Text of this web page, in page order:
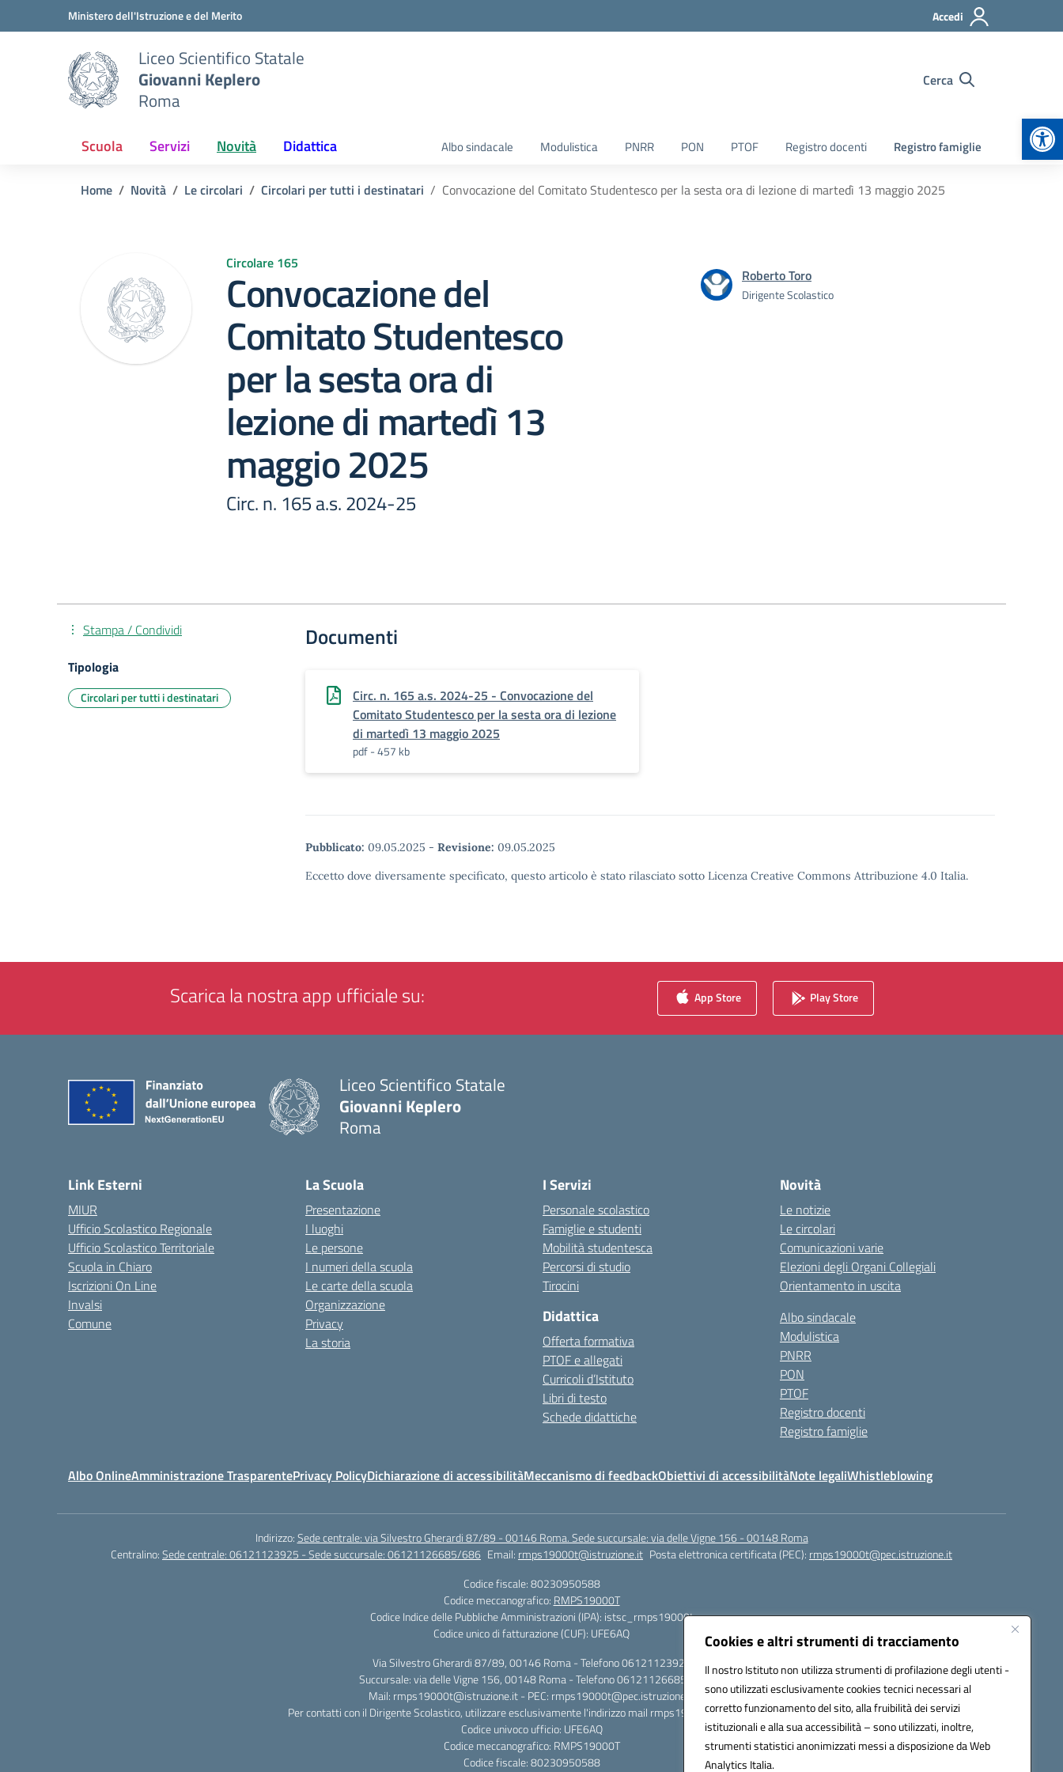
Cookies e altri strumenti di tracciamento
Il nostro Istituto non utilizza strumenti di profilazione degli utenti -
sono utilizzati esclusivamente cookies tecnici necessari al
corretto funzionamento del sito, alla fruibilità dei servizi
istituzionali e alla sua accessibilità – sono utilizzati, inoltre,
strumenti statistici anonimizzati messi a disposizione da Web
Analytics Italia.
Vai ai contenuti
Vai al menu di navigazioneMinistero dell'Istruzione e del Merito Accedi
Liceo Scientifico Statale
Giovanni Keplero
Roma
Cerca
Scuola Servizi Novità Didattica Albo sindacale Modulistica PNRR PON PTOF Registro docenti Registro famiglie
Home Novità Le circolari Circolari per tutti i destinatari Convocazione del Comitato Studentesco per la sesta ora di lezione di martedì 13 maggio 2025
Circolare 165
Convocazione del
Comitato Studentesco
per la sesta ora di
lezione di martedì 13
maggio 2025
Circ. n. 165 a.s. 2024-25
Roberto Toro
Dirigente Scolastico
Documenti
Circ. n. 165 a.s. 2024-25 - Convocazione del
Comitato Studentesco per la sesta ora di lezione
di martedì 13 maggio 2025
pdf - 457 kb
Pubblicato: 09.05.2025 - Revisione: 09.05.2025
Eccetto dove diversamente specificato, questo articolo è stato rilasciato sotto Licenza Creative Commons Attribuzione 4.0 Italia.
Stampa / Condividi
Tipologia
Circolari per tutti i destinatari
Scarica la nostra app ufficiale su: App Store Play Store
Liceo Scientifico Statale
Giovanni Keplero
Roma
Link Esterni
MIUR
Ufficio Scolastico Regionale
Ufficio Scolastico Territoriale
Scuola in Chiaro
Iscrizioni On Line
Invalsi
Comune
La Scuola
Presentazione
I luoghi
Le persone
I numeri della scuola
Le carte della scuola
Organizzazione
Privacy
La storia
I Servizi
Personale scolastico
Famiglie e studenti
Mobilità studentesca
Percorsi di studio
Tirocini
Didattica
Offerta formativa
PTOF e allegati
Curricoli d’Istituto
Libri di testo
Schede didattiche
Novità
Le notizie
Le circolari
Comunicazioni varie
Elezioni degli Organi Collegiali
Orientamento in uscita
Albo sindacale
Modulistica
PNRR
PON
PTOF
Registro docenti
Registro famiglie
Albo OnlineAmministrazione TrasparentePrivacy PolicyDichiarazione di accessibilitàMeccanismo di feedbackObiettivi di accessibilitàNote legaliWhistleblowing
Indirizzo:Sede centrale: via Silvestro Gherardi 87/89 - 00146 Roma. Sede succursale: via delle Vigne 156 - 00148 Roma
Centralino:Sede centrale: 06121123925 - Sede succursale: 06121126685/686 Email: rmps19000t@istruzione.it Posta elettronica certificata (PEC): rmps19000t@pec.istruzione.it
Codice fiscale: 80230950588
Codice meccanografico: RMPS19000T
Codice Indice delle Pubbliche Amministrazioni (IPA): istsc_rmps19000t
Codice unico di fatturazione (CUF): UFE6AQ
Via Silvestro Gherardi 87/89, 00146 Roma - Telefono 06121123925
Succursale: via delle Vigne 156, 00148 Roma - Telefono 06121126685/86
Mail: rmps19000t@istruzione.it - PEC: rmps19000t@pec.istruzione.it
Per contatti con il Dirigente Scolastico, utilizzare esclusivamente l'indirizzo mail rmps19000t@istruzione.it
Codice univoco ufficio: UFE6AQ
Codice meccanografico: RMPS19000T
Codice fiscale: 80230950588